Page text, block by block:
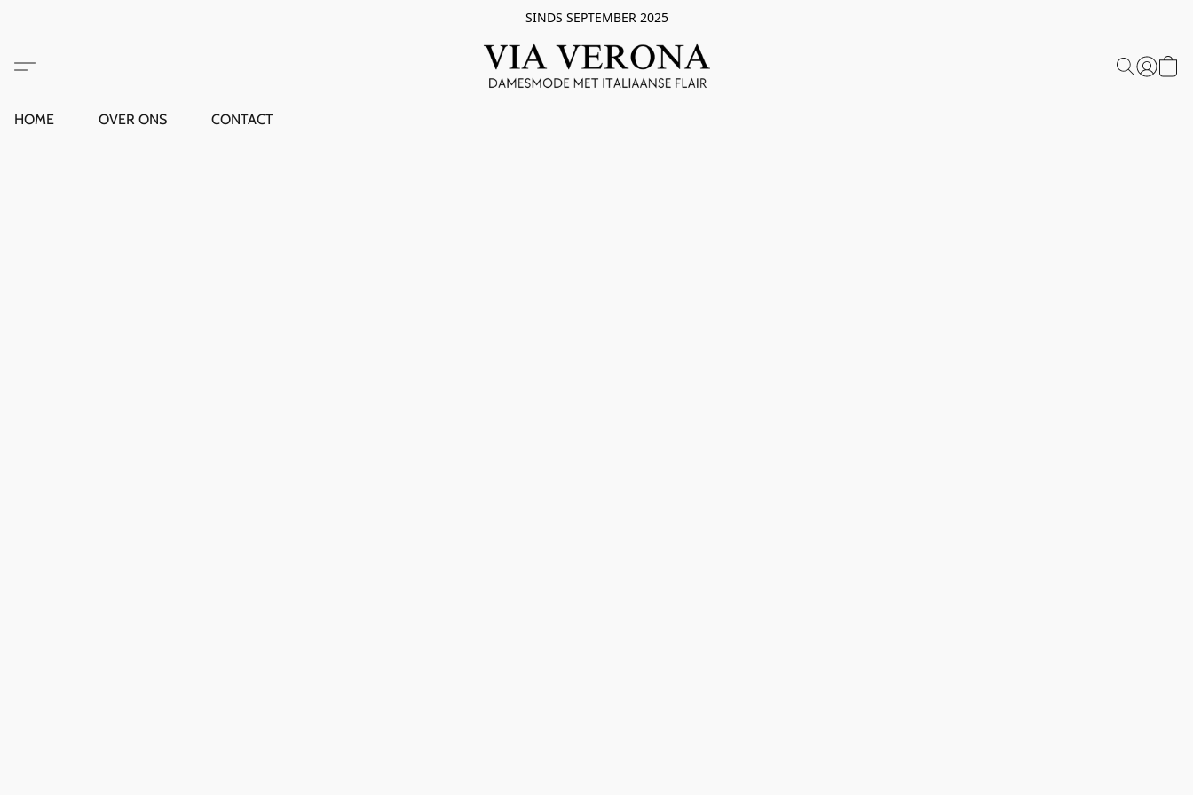
SINDS SEPTEMBER 2025
HOME OVER ONS CONTACT